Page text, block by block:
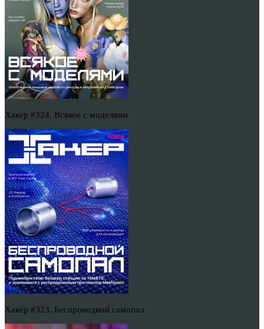
Хакер #324. Всякое с моделями
Хакер #323. Беспроводной самопал